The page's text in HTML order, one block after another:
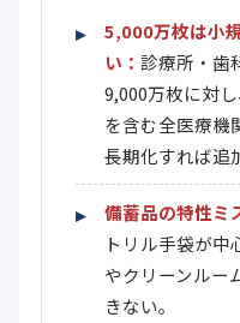
5,000万枚は小
い： 診療所・歯
9,000万枚に対
を含む全医療機
長期化すれば追
備蓄品の特性ミ
トリル手袋が中
やクリーンルー
きない。